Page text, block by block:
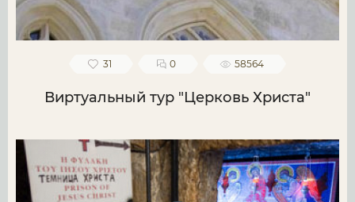
31 0 58564
Виртуальный тур "Церковь Христа"